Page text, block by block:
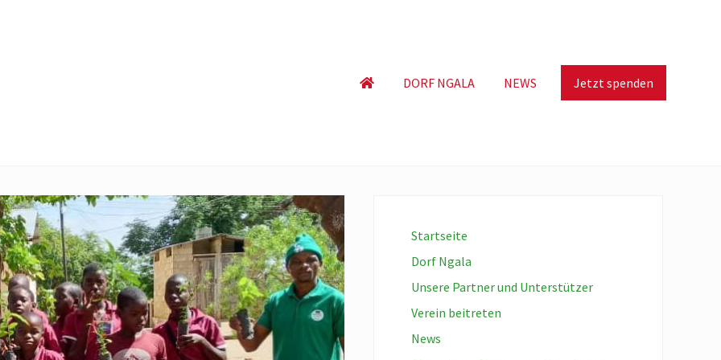
DORF NGALA NEWS Jetzt spenden
Sidebar
Startseite
Dorf Ngala
Unsere Partner und Unterstützer
Verein beitreten
News